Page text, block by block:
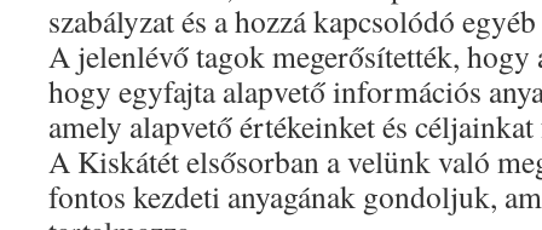
szabályzat és a hozzá kapcsolódó
A jelenlévő tagok megerősítették, hogy
hogy egyfajta alapvető információs
amely alapvető értékeinket és
A Kiskátét elsősorban a velünk való
fontos kezdeti anyagának gondoljuk,